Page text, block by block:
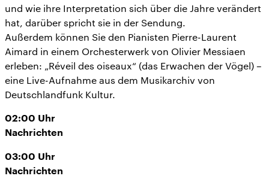
und wie ihre Interpretation sich über die Jahre verändert
hat, darüber spricht sie in der Sendung.
Außerdem können Sie den Pianisten Pierre-Laurent
Aimard in einem Orchesterwerk von Olivier Messiaen
erleben: „Réveil des oiseaux“ (das Erwachen der Vögel) –
eine Live-Aufnahme aus dem Musikarchiv von
Deutschlandfunk Kultur.
02:00 Uhr
Nachrichten
03:00 Uhr
Nachrichten